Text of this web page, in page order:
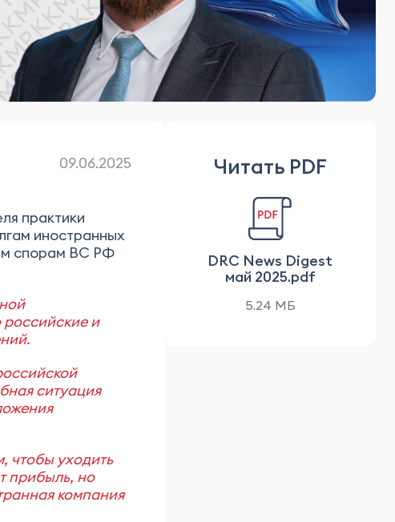
09.06.2025
практики
иностранных
спорам ВС РФ
и
ситуация
чтобы уходить
прибыль, но
компания
Читать PDF
DRC News Digest
май 2025.pdf
5.24 МБ